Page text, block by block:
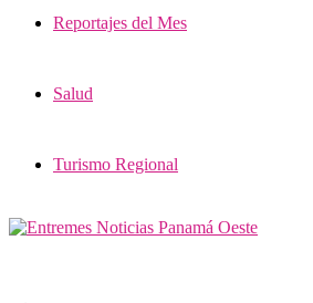
Reportajes del Mes
Salud
Turismo Regional